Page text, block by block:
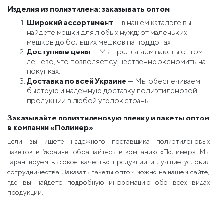
Изделия из полиэтилена: заказывать оптом
Широкий ассортимент — в нашем каталоге вы
найдете мешки для любых нужд: от маленьких
мешков до больших мешков на поддонах.
Доступные цены — Мы предлагаем пакеты оптом
дешево, что позволяет существенно экономить на
покупках.
Доставка по всей Украине — Мы обеспечиваем
быструю и надежную доставку полиэтиленовой
продукции в любой уголок страны.
Заказывайте полиэтиленовую пленку и пакеты оптом
в компании «Полимер»
Если вы ищете надежного поставщика полиэтиленовых
пакетов в Украине, обращайтесь в компанию «Полимер». Мы
гарантируем высокое качество продукции и лучшие условия
сотрудничества. Заказать пакеты оптом можно на нашем сайте,
где вы найдете подробную информацию обо всех видах
продукции.